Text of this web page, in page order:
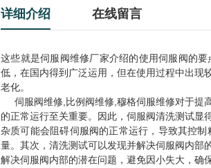
详细介绍 在线留言
这些就是伺服阀维修厂家介绍的使用伺服阀的
低，在国内得到广泛运用，但在使用过程中出现
老化。
伺服阀维修,比例阀维修,穆格伺服维修对于提
的正常运行至关重要。因此，伺服阀清洗测试
杂质可能会阻碍伺服阀的正常运行，导致其控
量。其次，清洗测试可以发现并解决伺服阀内部
解决伺服阀内部的潜在问题，避免因小失大，确